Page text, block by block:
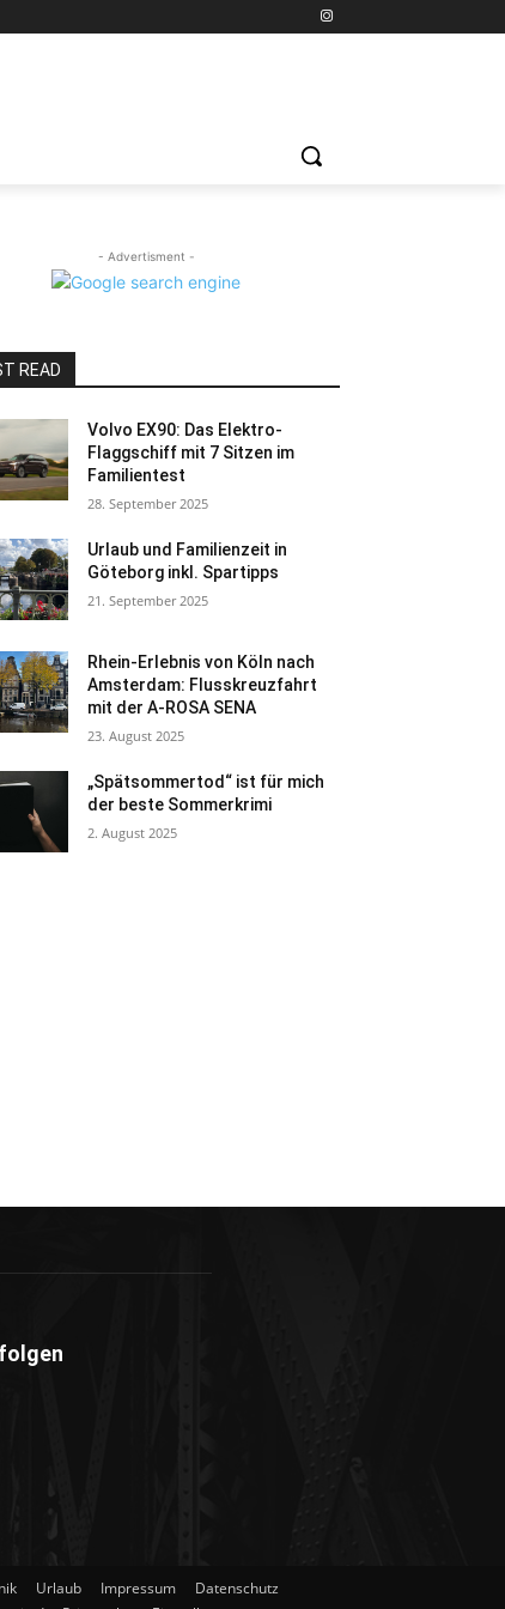
- Advertisment -
READ
Volvo EX90: Das Elektro-
Flaggschiff mit 7 Sitzen im
Familientest
28. September 2025
Urlaub und Familienzeit in
Göteborg inkl. Spartipps
21. September 2025
Rhein-Erlebnis von Köln nach
Amsterdam: Flusskreuzfahrt
mit der A-ROSA SENA
23. August 2025
„Spätsommertod“ ist für mich
der beste Sommerkrimi
2. August 2025
Urlaub Impressum
Datenschutz